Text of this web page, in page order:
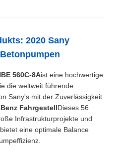
2020 Sany
560C-8Aist eine hochwertige
die weltweit führende
Sany's mit der Zuverlässigkeit
FahrgestellDieses 56
Infrastrukturprojekte und
eine optimale Balance